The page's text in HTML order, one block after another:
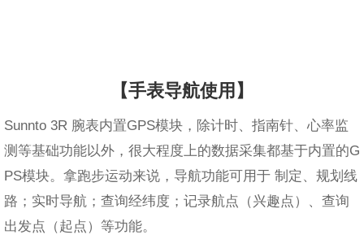
【手表导航使用】
Sunnto 3R 腕表内置GPS模块，除计时、指南针、心率监
测等基础功能以外，很大程度上的数据采集都基于内置的G
PS模块。拿跑步运动来说，导航功能可用于 制定、规划线
路；实时导航；查询经纬度；记录航点（兴趣点）、查询
出发点（起点）等功能。